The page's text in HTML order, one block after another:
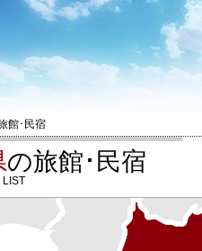
館･民宿
の旅館･民宿
LIST